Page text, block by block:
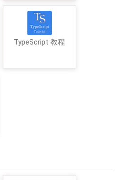
TypeScript 教程